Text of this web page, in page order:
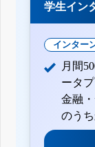
学生イン
インター
月間
ータ
金融
のう